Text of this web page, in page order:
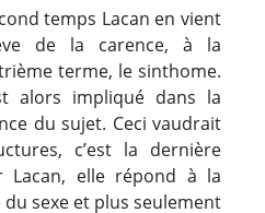
temps Lacan en vient
de la carence, à la
terme, le sinthome.
alors impliqué dans la
du sujet. Ceci vaudrait
c’est la dernière
Lacan, elle répond à la
sexe et plus seulement